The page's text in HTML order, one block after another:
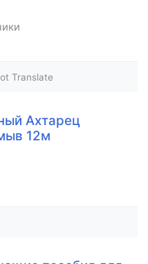
Translate
Ахтарец
12м